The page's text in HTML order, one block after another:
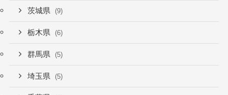
茨城県 (9)
栃木県 (6)
群馬県 (5)
埼玉県 (5)